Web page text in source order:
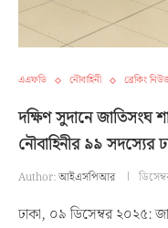
এএফডি নৌবাহিনী ব্রেকিং
দক্ষিণ সুদানে জাতিসংঘ
নৌবাহিনীর ৯৯ সদস্যের
Author:আইএসপিআর
ঢাকা, ০৯ ডিসেম্বর ২০২৫: